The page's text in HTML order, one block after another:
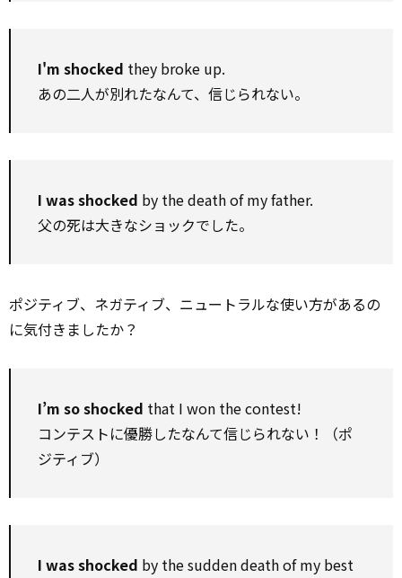
I'm shocked they broke up.
あの二人が別れたなんて、信じられない。
I was shocked by the death of my father.
父の死は大きなショックでした。
ポジティブ、ネガティブ、ニュートラルな使い方があるの
に気付きましたか？
I’m so shocked that I won the contest!
コンテストに優勝したなんて信じられない！（ポ
ジティブ）
I was shocked by the sudden death of my best